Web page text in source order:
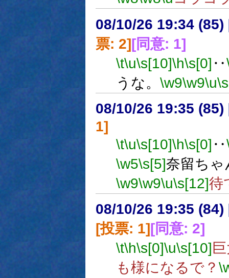
08/10/26 19:34 (85)
票: 2][同意: 1]
\t\u\s[10]\h\s[0] ‥
うな。 \w9\w9\u
08/10/26 19:35 (85)
1]
\t\u\s[10]\h\s[0] ‥
\w5\s[5]奈留ちゃ
\w9\w9\u\s[12]待
08/10/26 19:35 (84)
[投票: 1][同意: 2]
\t\h\s[0]\u\s[10]
も様になるで？